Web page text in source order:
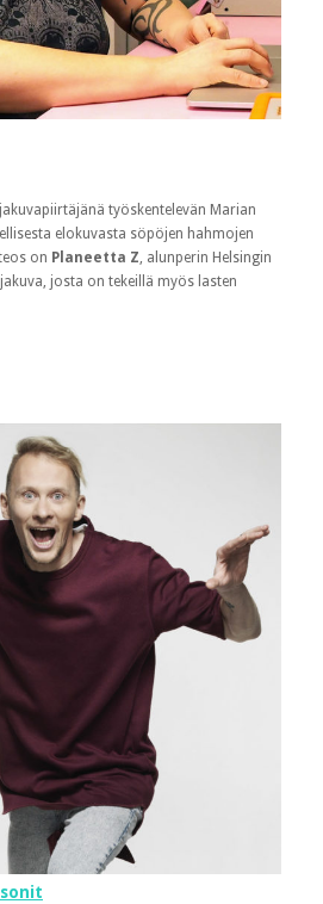
työskentelevän Marian
elokuvasta söpöjen hahmojen
on Planeetta Z, alunperin Helsingin
josta on tekeillä myös lasten